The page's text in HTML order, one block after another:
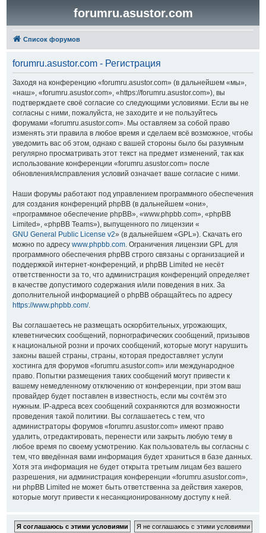
forumru.asustor.com
Список форумов
forumru.asustor.com - Регистрация
Заходя на конференцию «forumru.asustor.com» (в дальнейшем «мы»,
«наш», «forumru.asustor.com», «https://forumru.asustor.com»), вы
подтверждаете своё согласие со следующими условиями. Если вы не
согласны с ними, пожалуйста, не заходите и не пользуйтесь
форумами «forumru.asustor.com». Мы оставляем за собой право
изменять эти правила в любое время и сделаем всё возможное, чтобы
уведомить вас об этом, однако с вашей стороны было бы разумным
регулярно просматривать этот текст на предмет изменений, так как
использование конференции «forumru.asustor.com» после
обновления/исправления условий означает ваше согласие с ними.
Наши форумы работают под управлением программного обеспечения
для создания конференций phpBB (в дальнейшем «они»,
«программное обеспечение phpBB», «www.phpbb.com», «phpBB
Limited», «phpBB Teams»), выпущенного по лицензии «
GNU General Public License v2» (в дальнейшем «GPL»). Скачать его
можно по адресу www.phpbb.com. Ограничения лицензии GPL для
программного обеспечения phpBB строго связаны с организацией и
поддержкой интернет-конференций, и phpBB Limited не несёт
ответственности за то, что администрация конференций определяет
в качестве допустимого содержания и/или поведения в них. За
дополнительной информацией о phpBB обращайтесь по адресу
https://www.phpbb.com/.
Вы соглашаетесь не размещать оскорбительных, угрожающих,
клеветнических сообщений, порнографических сообщений, призывов
к национальной розни и прочих сообщений, которые могут нарушить
законы вашей страны, страны, которая предоставляет услуги
хостинга для форумов «forumru.asustor.com» или международное
право. Попытки размещения таких сообщений могут привести к
вашему немедленному отключению от конференции, при этом ваш
провайдер будет поставлен в известность, если мы сочтём это
нужным. IP-адреса всех сообщений сохраняются для возможности
проведения такой политики. Вы соглашаетесь с тем, что
администраторы форумов «forumru.asustor.com» имеют право
удалить, отредактировать, перенести или закрыть любую тему в
любое время по своему усмотрению. Как пользователь вы согласны с
тем, что введённая вами информация будет храниться в базе данных.
Хотя эта информация не будет открыта третьим лицам без вашего
разрешения, ни администрация конференции «forumru.asustor.com»,
ни phpBB Limited не может быть ответственна за действия хакеров,
которые могут привести к несанкционированному доступу к ней.